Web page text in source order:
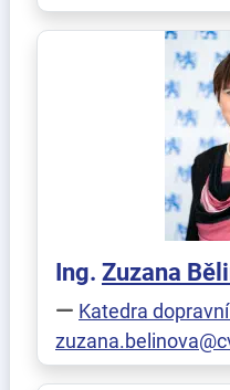
Ing. Zuzana
Katedra